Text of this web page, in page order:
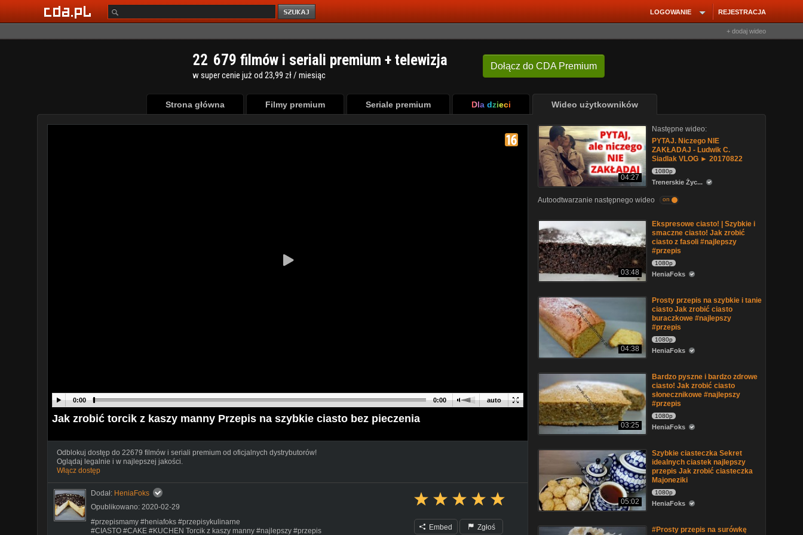
REJESTRACJA
LOGOWANIE
+ dodaj wideo
Dołącz do CDA Premium
22 679 filmów i seriali premium + telewizja
w super cenie już od 23,99 zł / miesiąc
Strona główna Filmy premium Seriale premium Dla dzieci Wideo użytkowników
auto
0:00 0:00
Jak zrobić torcik z kaszy manny Przepis na szybkie ciasto bez pieczenia
Odblokuj dostęp do 22679 filmów i seriali premium od oficjalnych dystrybutorów!
Oglądaj legalnie i w najlepszej jakości.
Włącz dostęp
Dodał: HeniaFoks
Opublikowano: 2020-02-29
#przepismamy #heniafoks #przepisykulinarne
#CIASTO #CAKE #KUCHEN Torcik z kaszy manny #najlepszy #przepis
Embed Zgłoś
04:27
Następne wideo:
PYTAJ. Niczego NIE
ZAKŁADAJ - Ludwik C.
Siadlak VLOG ► 20170822
1080p
Trenerskie Życ...
Autoodtwarzanie następnego wideo on
03:48
Ekspresowe ciasto! | Szybkie i
smaczne ciasto! Jak zrobić
ciasto z fasoli #najlepszy
#przepis
1080p
HeniaFoks
04:38
Prosty przepis na szybkie i tanie
ciasto Jak zrobić ciasto
buraczkowe #najlepszy
#przepis
1080p
HeniaFoks
03:25
Bardzo pyszne i bardzo zdrowe
ciasto! Jak zrobić ciasto
słonecznikowe #najlepszy
#przepis
1080p
HeniaFoks
05:02
Szybkie ciasteczka Sekret
idealnych ciastek najlepszy
przepis Jak zrobić ciasteczka
Majoneziki
1080p
HeniaFoks
#Prosty przepis na surówkę